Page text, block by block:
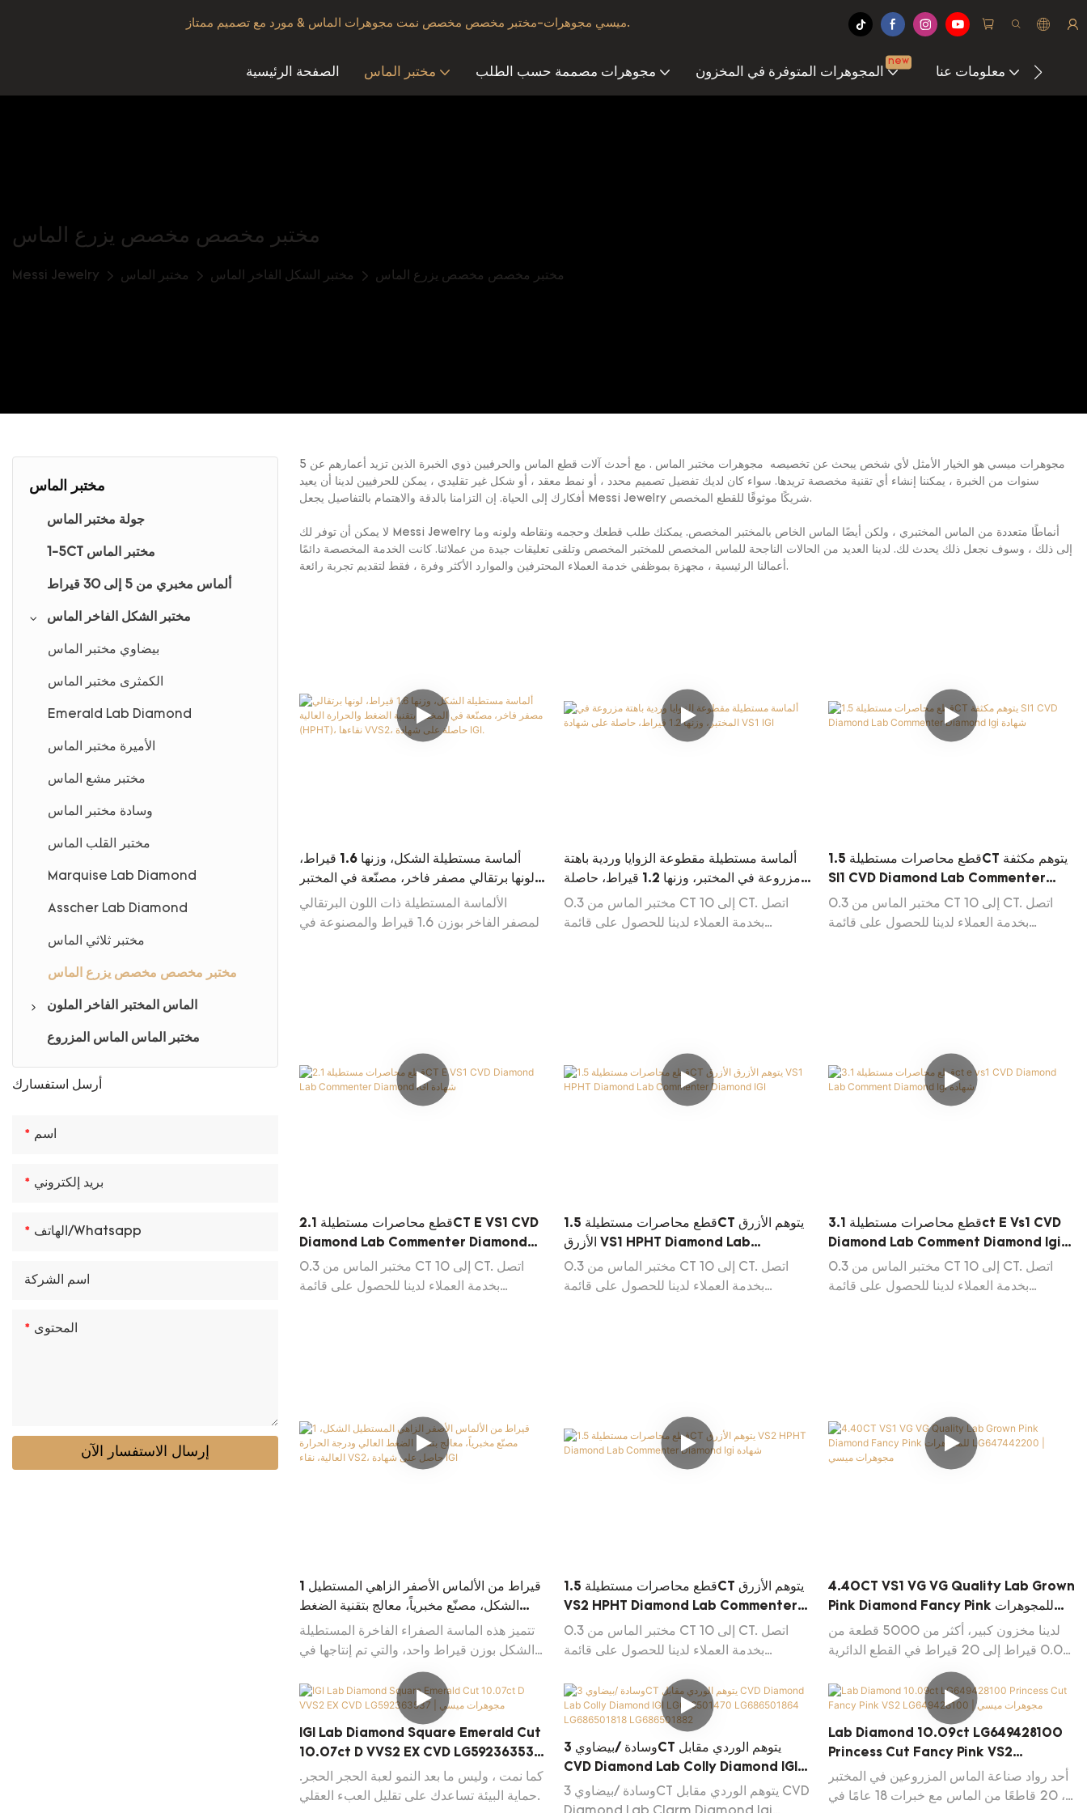
ميسي مجوهرات-مختبر مخصص مخصص نمت مجوهرات الماس & مورد مع تصميم ممتاز.
الصفحة الرئيسية مختبر الماس مجوهرات مصممة حسب الطلب المجوهرات المتوفرة في المخزون
new
معلومات عنا
مختبر مخصص مخصص يزرع الماس
Messi Jewelry مختبر الماس مختبر الشكل الفاخر الماس مختبر مخصص مخصص يزرع الماس
مختبر الماس
جولة مختبر الماس
1-5CT مختبر الماس
ألماس مخبري من 5 إلى 30 قيراط
مختبر الشكل الفاخر الماس
بيضاوي مختبر الماس
الكمثرى مختبر الماس
Emerald Lab Diamond
الأميرة مختبر الماس
مختبر مشع الماس
وسادة مختبر الماس
مختبر القلب الماس
Marquise Lab Diamond
Asscher Lab Diamond
مختبر ثلاثي الماس
مختبر مخصص مخصص يزرع الماس
الماس المختبر الفاخر الملون
الوردي المختبر الماس
Blue Lab Diamond
مختبر أخضر الماس
مختبر الماس الماس المزروع
أرسل استفسارك
اسم
بريد إلكتروني
الهاتف/whatsapp
اسم الشركة
المحتوى
إرسال الاستفسار الآن
مجوهرات ميسي هو الخيار الأمثل لأي شخص يبحث عن تخصيصه مجوهرات مختبر الماس
. مع أحدث آلات قطع الماس والحرفيين ذوي الخبرة الذين تزيد أعمارهم عن 5
سنوات من الخبرة ، يمكننا إنشاء أي تقنية مخصصة تريدها. سواء كان لديك تفضيل تصميم محدد ، أو نمط معقد ، أو شكل غير تقليدي ، يمكن للحرفيين لدينا أن يعيد
أفكارك إلى الحياة. إن التزامنا بالدقة والاهتمام بالتفاصيل يجعل Messi Jewelry شريكًا موثوقًا للقطع المخصص.
لا يمكن أن توفر لك Messi Jewelry أنماطًا متعددة من الماس المختبري ، ولكن أيضًا الماس الخاص بالمختبر المخصص. يمكنك طلب قطعك وحجمه ونقاطه ولونه وما
إلى ذلك ، وسوف نجعل ذلك يحدث لك. لدينا العديد من الحالات الناجحة للماس المخصص للمختبر المخصص وتلقى تعليقات جيدة من عملائنا. كانت الخدمة المخصصة دائمًا
أعمالنا الرئيسية ، مجهزة بموظفي خدمة العملاء المحترفين والموارد الأكثر وفرة ، فقط لتقديم تجربة رائعة.
ألماسة مستطيلة الشكل، وزنها 1.6 قيراط،
لونها برتقالي مصفر فاخر، مصنّعة في المختبر
بتقنية الضغط والحرارة العالية (HPHT)، نقاءها
الألماسة المستطيلة ذات اللون البرتقالي
المصفر الفاخر بوزن 1.6 قيراط والمصنوعة في
ألماسة مستطيلة مقطوعة الزوايا وردية باهتة
مزروعة في المختبر، وزنها 1.2 قيراط، حاصلة
على شهادة VS1 IGI
مختبر الماس من 0.3 CT إلى 10 CT. اتصل
بخدمة العملاء لدينا للحصول على قائمة
قطع محاصرات مستطيلة 1.5CT يتوهم مكثفة
SI1 CVD Diamond Lab Commenter
Diamond Igi شهادة
مختبر الماس من 0.3 CT إلى 10 CT. اتصل
بخدمة العملاء لدينا للحصول على قائمة
قطع محاصرات مستطيلة 2.1CT E VS1 CVD
Diamond Lab Commenter Diamond
مختبر الماس من 0.3 CT إلى 10 CT. اتصل
بخدمة العملاء لدينا للحصول على قائمة
قطع محاصرات مستطيلة 1.5CT يتوهم الأزرق
الأزرق VS1 HPHT Diamond Lab
Commenter Diamond IGI
مختبر الماس من 0.3 CT إلى 10 CT. اتصل
بخدمة العملاء لدينا للحصول على قائمة
قطع محاصرات مستطيلة 3.1ct E Vs1 CVD
Diamond Lab Comment Diamond Igi
شهادة
مختبر الماس من 0.3 CT إلى 10 CT. اتصل
بخدمة العملاء لدينا للحصول على قائمة
1 قيراط من الألماس الأصفر الزاهي المستطيل
الشكل، مصنّع مخبرياً، معالج بتقنية الضغط
العالي ودرجة الحرارة العالية، نقاء VS2، حاصل
على شهادة IGI
تتميز هذه الماسة الصفراء الفاخرة المستطيلة
الشكل بوزن قيراط واحد، والتي تم إنتاجها في
المختبر، بلون أصفر زاهي نابض بالحياة، وهو
أعلى درجة كثافة لونية، تم تحقيقها من خلال
تقنية الضغط العالي ودرجة الحرارة العالية
المتقدمة.
قطع محاصرات مستطيلة 1.5CT يتوهم الأزرق
VS2 HPHT Diamond Lab Commenter
Diamond Igi شهادة
مختبر الماس من 0.3 CT إلى 10 CT. اتصل
بخدمة العملاء لدينا للحصول على قائمة
4.40CT VS1 VG VG Quality Lab Grown
Pink Diamond Fancy Pink للمجوهرات
LG647442200 | مجوهرات ميسي
لدينا مخزون كبير، أكثر من 5000 قطعة من
0.01 قيراط إلى 20 قيراط في القطع الدائرية
والرائعة متوفرة في المخزون، وخيارات متنوعة
بجودة 4C مختلفة
IGI Lab Diamond Square Emerald Cut
10.07ct D VVS2 EX CVD LG592363537
| مجوهرات ميسي
كما نمت ، وليس ما بعد النمو لعبة الحجر الحجر.
حماية البيئة تساعدك على تقليل العبء العقلي.
وسادة /بيضاوي 3CT يتوهم الوردي مقابل
CVD Diamond Lab Colly Diamond IGI
LG686501470 LG686501864
LG686501818 LG686501882
وسادة /بيضاوي 3CT يتوهم الوردي مقابل CVD
Lab Diamond 10.09ct LG649428100
Princess Cut Fancy Pink VS2
LG649428100 | مجوهرات ميسي
أحد رواد صناعة الماس المزروعين في المختبر
، 20 قاطعًا من الماس مع خبرات 18 عامًا في